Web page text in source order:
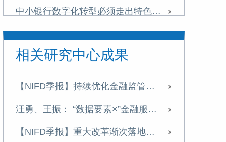
中小银行数字化转型必须走出特色之路
金融科技助力双循环新发展格局建设的机理与建议
金融科技赋能小微贷款长效机制
推动数字经济持续健康发展
金融科技赋能小微贷款长效机制
以统一资本市场助力统一大市场建设
相关研究中心成果
【NIFD季报】持续优化金融监管，助力经济健康发展——2025H1中国金融监管
汪勇、王振： “数据要素×”金融服务实践的现状、问题与建议
【NIFD季报】重大改革渐次落地，金融监管持续优化——2024年度中国金融监管